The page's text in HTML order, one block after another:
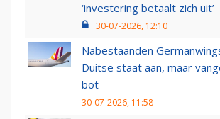
‘investering betaalt zich uit’
30-07-2026, 12:10
Nabestaanden
Duitse staat aan, maar
bot
30-07-2026, 11:58